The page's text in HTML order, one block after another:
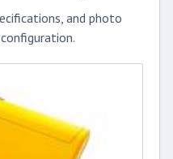
and photo